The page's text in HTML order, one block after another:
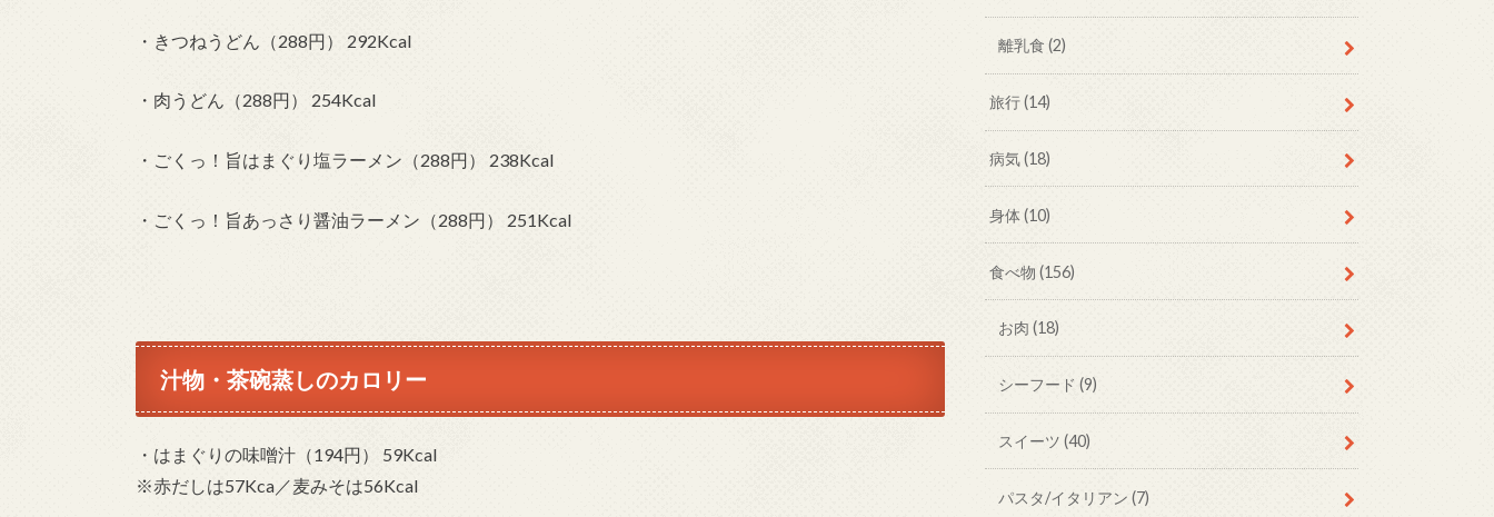
・きつねうどん（288円） 292Kcal
・肉うどん（288円） 254Kcal
・ごくっ！旨はまぐり塩ラーメン（288円） 238Kcal
・ごくっ！旨あっさり醤油ラーメン（288円） 251Kcal
汁物・茶碗蒸しのカロリー
・はまぐりの味噌汁（194円） 59Kcal
※赤だしは57Kca／麦みそは56Kcal
離乳食 (2)
旅行(14)
病気(18)
身体(10)
食べ物(156)
お肉 (18)
シーフード (9)
スイーツ (40)
パスタ/イタリアン (7)